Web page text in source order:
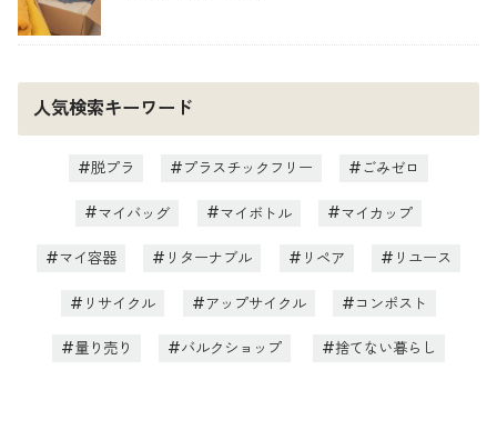
人気検索キーワード
脱プラ プラスチックフリー ごみゼロ
マイバッグ マイボトル マイカップ
マイ容器 リターナブル リペア リユース
リサイクル アップサイクル コンポスト
量り売り バルクショップ 捨てない暮らし